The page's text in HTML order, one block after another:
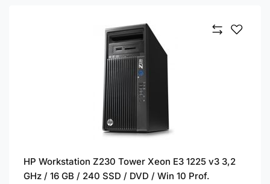
HP Workstation Z230 Tower Xeon E3 1225 v3 3,2
GHz / 16 GB / 240 SSD / DVD / Win 10 Prof.